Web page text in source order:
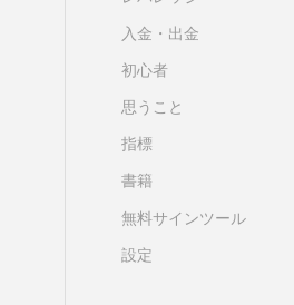
入金・出金
初心者
思うこと
指標
書籍
無料サインツール
設定